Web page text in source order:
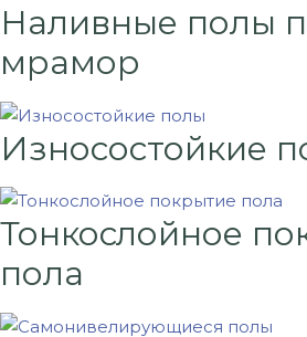
Наливные полы
мрамор
Износостойкие
Тонкослойное
пола